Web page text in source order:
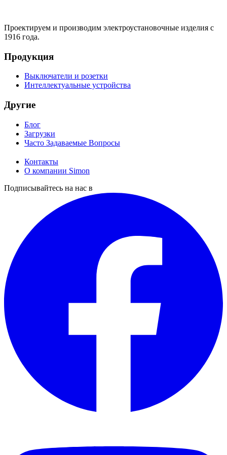
Проектируем и производим электроустановочные изделия с
1916 года.
Продукция
Выключатели и розетки
Интеллектуальные устройства
Другие
Блог
Загрузки
Часто Задаваемые Вопросы
Контакты
О компании Simon
Подписывайтесь на нас в